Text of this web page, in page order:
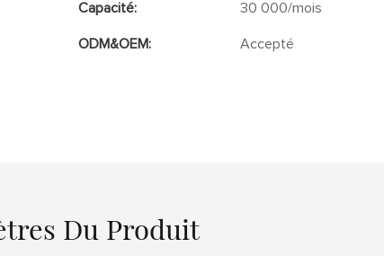
Capacité: 30 000/mois
ODM&OEM: Accepté
Du Produit